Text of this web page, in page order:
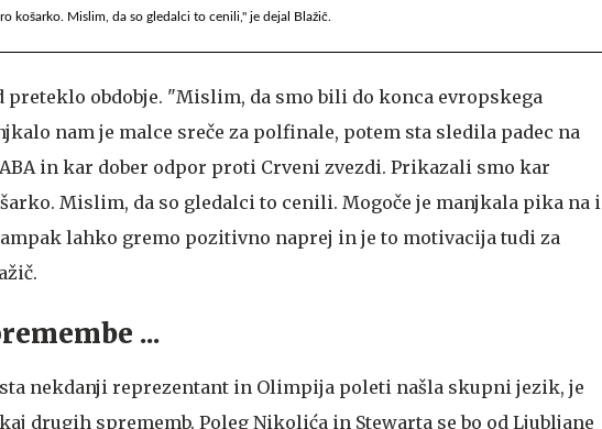
košarko. Mislim, da so gledalci to cenili," je dejal Blažič.
preteklo obdobje. "Mislim, da smo bili do konca evropskega
nam je malce sreče za polfinale, potem sta sledila padec na
in kar dober odpor proti Crveni zvezdi. Prikazali smo kar
Mislim, da so gledalci to cenili. Mogoče je manjkala pika na i
lahko gremo pozitivno naprej in je to motivacija tudi za
...
nekdanji reprezentant in Olimpija poleti našla skupni jezik, je
drugih sprememb. Poleg Nikolića in Stewarta se bo od Ljubljane